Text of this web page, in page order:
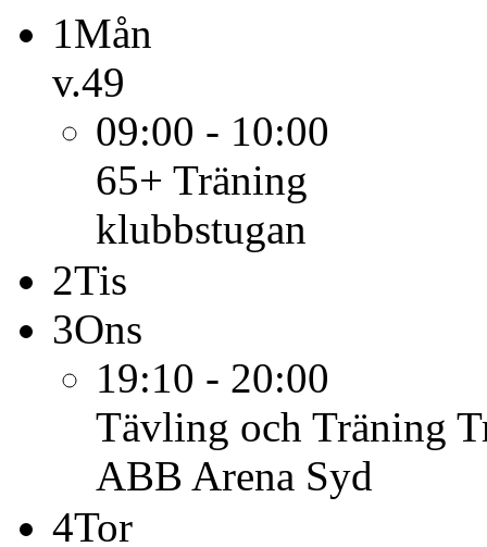
1Mån
v.49
09:00 - 10:00
65+ Träning
klubbstugan
2Tis
3Ons
19:10 - 20:00
Tävling och Träning
ABB Arena Syd
4Tor